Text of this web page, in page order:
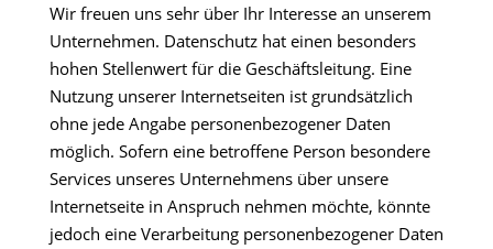
Wir freuen uns sehr über Ihr Interesse an unserem
Unternehmen. Datenschutz hat einen besonders
hohen Stellenwert für die Geschäftsleitung. Eine
Nutzung unserer Internetseiten ist grundsätzlich
ohne jede Angabe personenbezogener Daten
möglich. Sofern eine betroffene Person besondere
Services unseres Unternehmens über unsere
Internetseite in Anspruch nehmen möchte, könnte
jedoch eine Verarbeitung personenbezogener Daten